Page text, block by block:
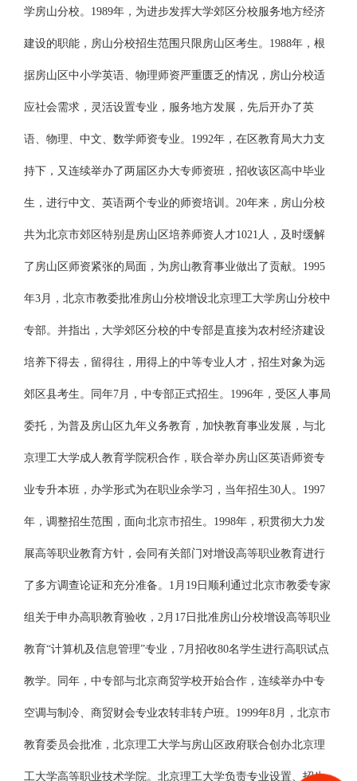
学房山分校。1989年，为进步发挥大学郊区分校服务地方经济
建设的职能，房山分校招生范围只限房山区考生。1988年，根
据房山区中小学英语、物理师资严重匮乏的情况，房山分校适
应社会需求，灵活设置专业，服务地方发展，先后开办了英
语、物理、中文、数学师资专业。1992年，在区教育局大力支
持下，又连续举办了两届区办大专师资班，招收该区高中毕业
生，进行中文、英语两个专业的师资培训。20年来，房山分校
共为北京市郊区特别是房山区培养师资人才1021人，及时缓解
了房山区师资紧张的局面，为房山教育事业做出了贡献。1995
年3月，北京市教委批准房山分校增设北京理工大学房山分校中
专部。并指出，大学郊区分校的中专部是直接为农村经济建设
培养下得去，留得往，用得上的中等专业人才，招生对象为远
郊区县考生。同年7月，中专部正式招生。1996年，受区人事局
委托，为普及房山区九年义务教育，加快教育事业发展，与北
京理工大学成人教育学院积合作，联合举办房山区英语师资专
业专升本班，办学形式为在职业余学习，当年招生30人。1997
年，调整招生范围，面向北京市招生。1998年，积贯彻大力发
展高等职业教育方针，会同有关部门对增设高等职业教育进行
了多方调查论证和充分准备。1月19日顺利通过北京市教委专家
组关于申办高职教育验收，2月17日批准房山分校增设高等职业
教育“计算机及信息管理”专业，7月招收80名学生进行高职试点
教学。同年，中专部与北京商贸学校开始合作，连续举办中专
空调与制冷、商贸财会专业农转非转户班。1999年8月，北京市
教育委员会批准，北京理工大学与房山区政府联合创办北京理
工大学高等职业技术学院。北京理工大学负责专业设置、招生